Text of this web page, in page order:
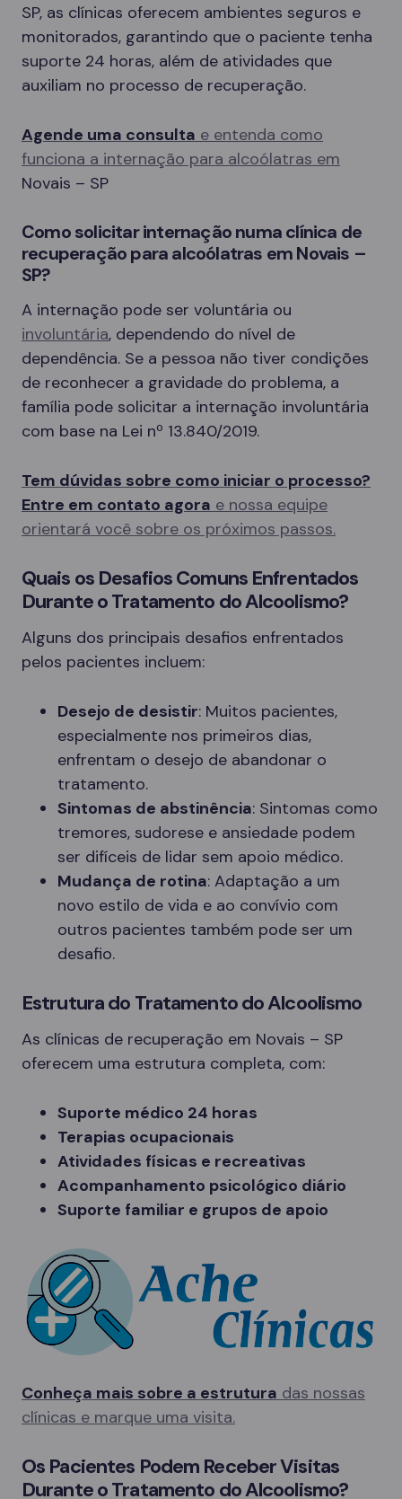
SP, as clínicas oferecem ambientes seguros e
monitorados, garantindo que o paciente tenha
suporte 24 horas, além de atividades que
auxiliam no processo de recuperação.
Agende uma consulta e entenda como
funciona a internação para alcoólatras em
Novais – SP
Como solicitar internação numa clínica de
recuperação para alcoólatras em Novais –
SP?
A internação pode ser voluntária ou
involuntária, dependendo do nível de
dependência. Se a pessoa não tiver condições
de reconhecer a gravidade do problema, a
família pode solicitar a internação involuntária
com base na Lei nº 13.840/2019.
Tem dúvidas sobre como iniciar o processo?
Entre em contato agora e nossa equipe
orientará você sobre os próximos passos.
Quais os Desafios Comuns Enfrentados
Durante o Tratamento do Alcoolismo?
Alguns dos principais desafios enfrentados
pelos pacientes incluem:
Desejo de desistir: Muitos pacientes,
especialmente nos primeiros dias,
enfrentam o desejo de abandonar o
tratamento.
Sintomas de abstinência: Sintomas como
tremores, sudorese e ansiedade podem
ser difíceis de lidar sem apoio médico.
Mudança de rotina: Adaptação a um
novo estilo de vida e ao convívio com
outros pacientes também pode ser um
desafio.
Estrutura do Tratamento do Alcoolismo
As clínicas de recuperação em Novais – SP
oferecem uma estrutura completa, com:
Suporte médico 24 horas
Terapias ocupacionais
Atividades físicas e recreativas
Acompanhamento psicológico diário
Suporte familiar e grupos de apoio
Conheça mais sobre a estrutura das nossas
clínicas e marque uma visita.
Os Pacientes Podem Receber Visitas
Durante o Tratamento do Alcoolismo?